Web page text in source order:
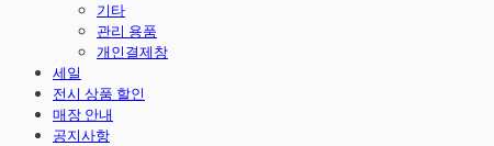
기타
관리 용품
개인결제창
세일
전시 상품 할인
매장 안내
공지사항